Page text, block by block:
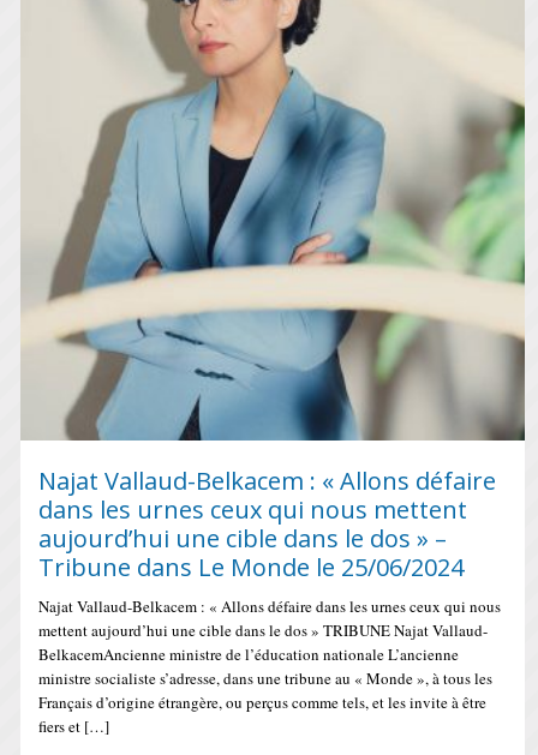
Najat Vallaud-Belkacem : « Allons défaire
dans les urnes ceux qui nous mettent
aujourd’hui une cible dans le dos » –
Tribune dans Le Monde le 25/06/2024
Najat Vallaud-Belkacem : « Allons défaire dans les urnes ceux qui nous
mettent aujourd’hui une cible dans le dos » TRIBUNE Najat Vallaud-
BelkacemAncienne ministre de l’éducation nationale L’ancienne
ministre socialiste s’adresse, dans une tribune au « Monde », à tous les
Français d’origine étrangère, ou perçus comme tels, et les invite à être
fiers et […]